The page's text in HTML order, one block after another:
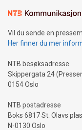
Vil du sende en
Her finner du mer
NTB besøksadresse
Skippergata 24
0154 Oslo
NTB postadresse
Boks 6817 St. Olavs
N-0130 Oslo